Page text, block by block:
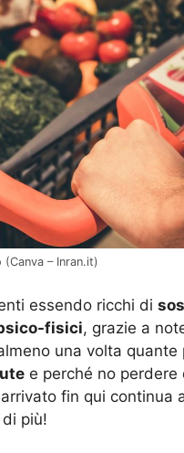
– Inran.it)
essendo ricchi di
fisici, grazie a
una volta
e perché no
fin qui continua
più!